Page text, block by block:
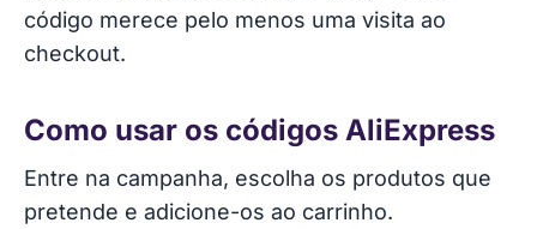
código merece pelo menos uma visita ao
checkout.
Como usar os códigos AliExpress
Entre na campanha, escolha os produtos que
pretende e adicione-os ao carrinho.